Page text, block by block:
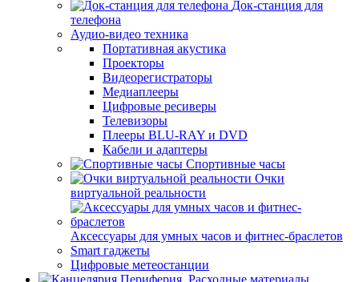
Док-станция для
телефона
Аудио-видео техника
Портативная акустика
Проекторы
Видеорегистраторы
Медиаплееры
Цифровые ресиверы
Телевизоры
Плееры BLU-RAY и DVD
Кабели и адаптеры
Спортивные часы
Очки
виртуальной реальности
Аксессуары для умных часов и фитнес-браслетов
Smart гаджеты
Цифровые метеостанции